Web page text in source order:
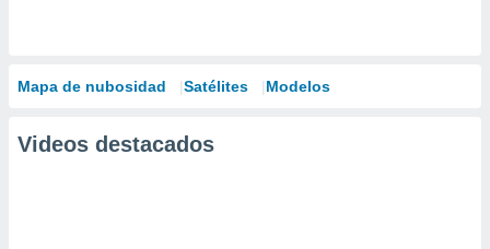
Mapa de nubosidad Satélites Modelos
Videos destacados